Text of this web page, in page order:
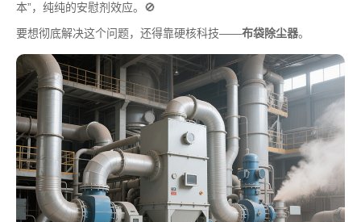
本”，纯纯的安慰剂效应。🚫
要想彻底解决这个问题，还得靠硬核科技——布袋除尘器。